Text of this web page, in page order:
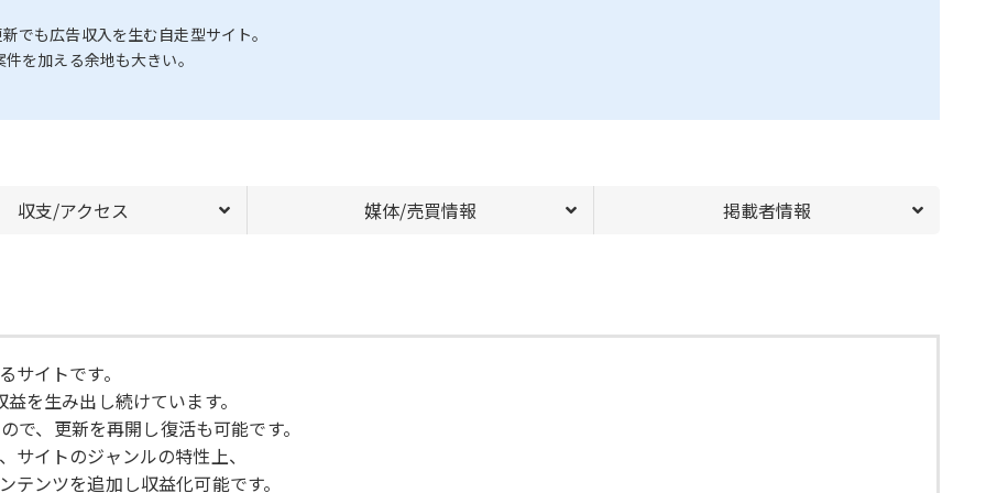
でも広告収入を生む自走型サイト。
を加える余地も大きい。
収支/アクセス 媒体/売買情報 掲載者情報
イトです。
を生み出し続けています。
、更新を再開し復活も可能です。
イトのジャンルの特性上、
ンツを追加し収益化可能です。